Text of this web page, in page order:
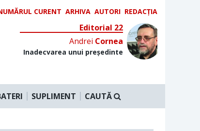
CURENT ARHIVA AUTORI REDACȚIA
Editorial 22
Andrei Cornea
Inadecvarea unui președinte
SUPLIMENT CAUTĂ